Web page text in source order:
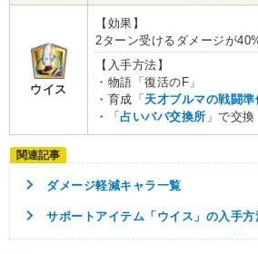
ウイス
【効果】
2ターン受けるダメージが
【入手方法】
・物語「復活のF」
・育成「天才ブルマの戦闘準
・「占いババ交換所 」で交換
ダメージ軽減キャラ一覧
サポートアイテム「ウイス」の入手